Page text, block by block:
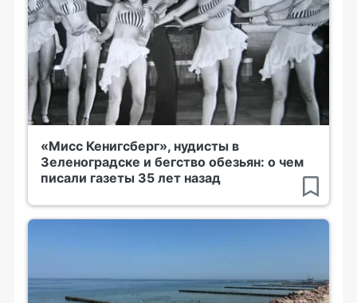
«Мисс Кенигсберг», нудисты в
Зеленоградске и бегство обезьян: о чем
писали газеты 35 лет назад